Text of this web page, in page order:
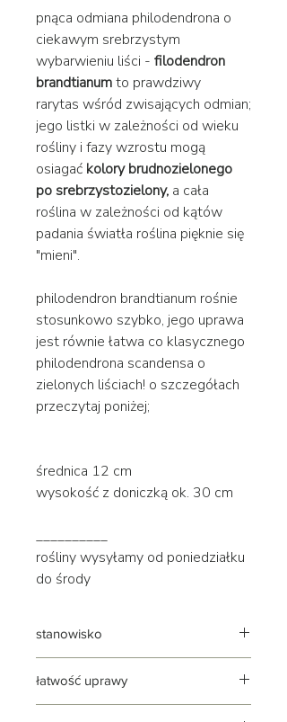
pnąca odmiana philodendrona o
ciekawym srebrzystym
wybarwieniu liści - filodendron
brandtianumto prawdziwy
rarytas wśród zwisających odmian;
jego listki w zależności od wieku
rośliny i fazy wzrostu mogą
osiagać kolory brudnozielonego
po srebrzystozielony, a cała
roślina w zależności od kątów
padania światła roślina pięknie się
"mieni".
philodendron brandtianum rośnie
stosunkowo szybko, jego uprawa
jest równie łatwa co klasycznego
philodendrona scandensa o
zielonych liściach! o szczegółach
przeczytaj poniżej;
średnica 12 cm
wysokość z doniczką ok. 30 cm
__________
rośliny wysyłamy od poniedziałku
do środy
stanowisko
łatwość uprawy